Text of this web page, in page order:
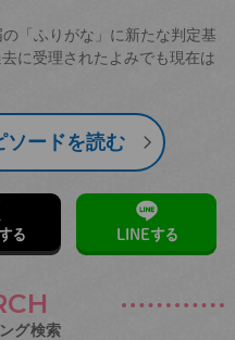
「ふりがな」に新たな判定基
に受理されたよみでも現在は
ソードを読む
る LINEする
グ検索